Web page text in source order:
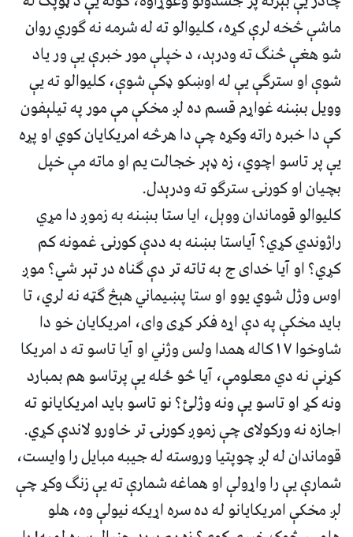
ماشې څخه لرې کړه، کليوالو ته له شرمه نه ګوري روان
شو هغې څنګ ته ودرېد، د خپلې مور خبرې يې ور ياد
شوې او سترګې يې له اوښکو ډکې شوې، کليوالو ته يې
وويل بښنه غواړم قسم ده لږ مخکې مې مور په تيلېفون
کې دا خبره راته وکړه چې دا هرڅه امريکايان کوي او پړه
يې پر تاسو اچوي، زه ډېر خجالت يم او ماته مې خپل
بچيان او کورنۍ سترګو ته ودرېدل.
کليوالو قوماندان ووېل، ايا ستا بښنه به زموږ دا مړي
راژوندي کړي؟ آياستا بښنه به ددې کورنۍ غمونه کم
کړي؟ او آيا خدای ج به تاته تر دې ګناه در تېر شي؟ موږ
اوس وژل شوي يوو او ستا پښيماني هېڅ ګټه نه لري، تا
بايد مخکې په دې اړه فکر کړی وای، امريکايان خو دا
شاوخوا ۱۷کاله همدا ولس وژني او آيا تاسو ته د امريکا
کړنې نه دي معلومې، آيا څو ځله يې پرتاسو هم بمبارد
ونه کړ او تاسو يې ونه وژلئ؟ نو تاسو بايد امريکايانو ته
اجازه نه ورکولای چې زموږ کورنۍ تر خاورو لاندې کړي.
قوماندان له لږ چوپتيا وروسته له جيبه مبايل را وايست،
شمارې يې را واړولې او هماغه شمارې ته يې زنګ وکړ چې
لږ مخکې امريکايانو له ده سره اړيکه نيولې وه، هلو